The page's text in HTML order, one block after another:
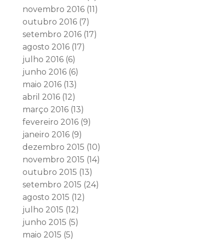
novembro 2016(11)
outubro 2016(7)
setembro 2016(17)
agosto 2016(17)
julho 2016(6)
junho 2016(6)
maio 2016(13)
abril 2016(12)
março 2016(13)
fevereiro 2016(9)
janeiro 2016(9)
dezembro 2015 (10)
novembro 2015 (14)
outubro 2015 (13)
setembro 2015 (24)
agosto 2015 (12)
julho 2015 (12)
junho 2015 (5)
maio 2015 (5)